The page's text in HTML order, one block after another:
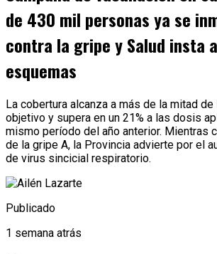
de 430 mil personas ya se
contra la gripe y Salud insta
esquemas
La cobertura alcanza a más de la mitad
objetivo y supera en un 21% a las dosis
mismo período del año anterior. Mientras
de la gripe A, la Provincia advierte por el
de virus sincicial respiratorio.
Publicado
1 semana atrás